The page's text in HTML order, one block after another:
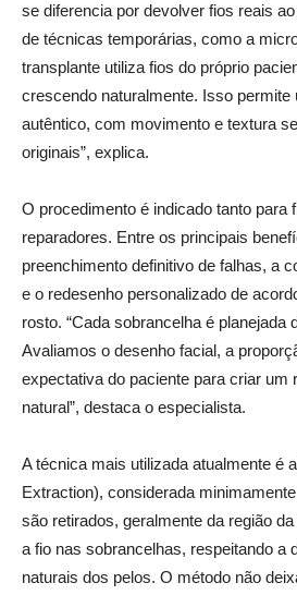
se diferencia por devolver fios reais
de técnicas temporárias, como a
transplante utiliza fios do próprio
crescendo naturalmente. Isso permite
autêntico, com movimento e textura
originais”, explica.
O procedimento é indicado tanto para
reparadores. Entre os principais
preenchimento definitivo de falhas, a
e o redesenho personalizado de
rosto. “Cada sobrancelha é planejada
Avaliamos o desenho facial, a
expectativa do paciente para criar um
natural”, destaca o especialista.
A técnica mais utilizada atualmente é
Extraction), considerada
são retirados, geralmente da região
a fio nas sobrancelhas, respeitando a
naturais dos pelos. O método não